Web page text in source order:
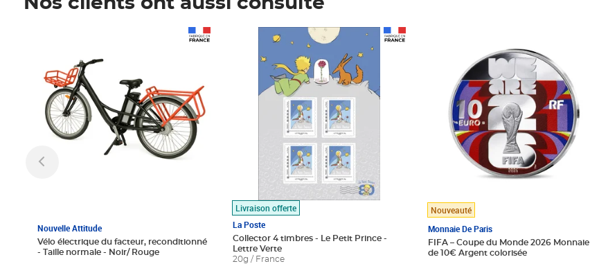
Nouvelle Attitude
Vélo électrique du facteur, reconditionné
- Taille normale - Noir/ Rouge
Livraison offerte
La Poste
Collector 4 timbres - Le Petit Prince -
Lettre Verte
20g / France
Prix 7,50€
Nouveauté
Monnaie De Paris
FIFA – Coupe du Monde 2026 Monnaie
de 10€ Argent colorisée